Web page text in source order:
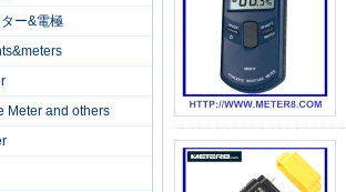
ー&電極
Meter and others